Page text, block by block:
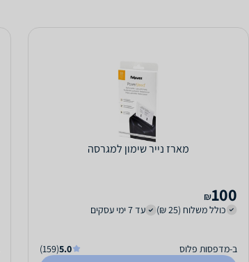
מארז נייר שימון למגרסה
100
₪
כולל משלוח (25 ₪)
עד 7 ימי עסקים
ב-מדפסות פלוס 5.0
(159)